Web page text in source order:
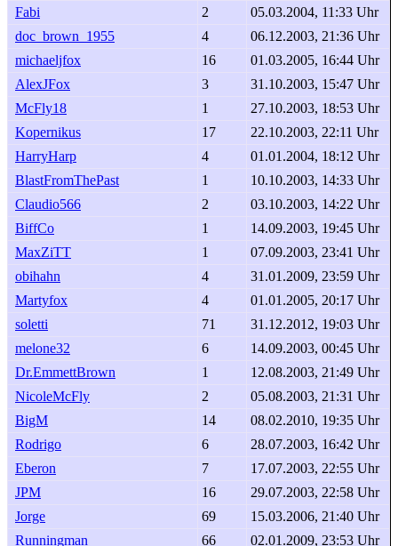
Fabi
2
05.03.2004, 11:33 Uhr
doc_brown_1955
4
06.12.2003, 21:36 Uhr
michaeljfox
16
01.03.2005, 16:44 Uhr
AlexJFox
3
31.10.2003, 15:47 Uhr
McFly18
1
27.10.2003, 18:53 Uhr
Kopernikus
17
22.10.2003, 22:11 Uhr
HarryHarp
4
01.01.2004, 18:12 Uhr
BlastFromThePast
1
10.10.2003, 14:33 Uhr
Claudio566
2
03.10.2003, 14:22 Uhr
BiffCo
1
14.09.2003, 19:45 Uhr
MaxZiTT
1
07.09.2003, 23:41 Uhr
obihahn
4
31.01.2009, 23:59 Uhr
Martyfox
4
01.01.2005, 20:17 Uhr
soletti
71
31.12.2012, 19:03 Uhr
melone32
6
14.09.2003, 00:45 Uhr
Dr.EmmettBrown
1
12.08.2003, 21:49 Uhr
NicoleMcFly
2
05.08.2003, 21:31 Uhr
BigM
14
08.02.2010, 19:35 Uhr
Rodrigo
6
28.07.2003, 16:42 Uhr
Eberon
7
17.07.2003, 22:55 Uhr
JPM
16
29.07.2003, 22:58 Uhr
Jorge
69
15.03.2006, 21:40 Uhr
Runningman
66
02.01.2009, 23:53 Uhr